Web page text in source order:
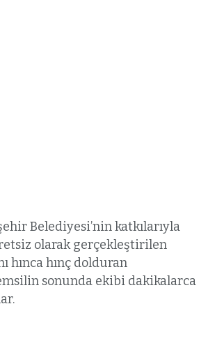
Belediyesi’nin katkılarıyla
olarak gerçekleştirilen
hınca hınç dolduran
sonunda ekibi dakikalarca